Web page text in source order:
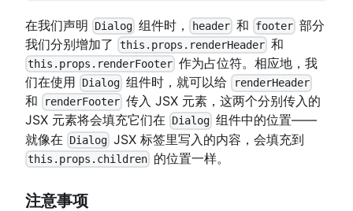
在我们声明 Dialog 组件时， header和 footer 部分
我们分别增加了
this.props.renderHeader 和
this.props.renderFooter 作为占位符。相应地，我
们在使用
Dialog 组件时，就可以给 renderHeader
和 renderFooter 传入 JSX 元素，这两个分别传入的
JSX 元素将会填充它们在
Dialog 组件中的位置——
就像在
Dialog JSX 标签里写入的内容，会填充到
this.props.children 的位置一样。
注意事项